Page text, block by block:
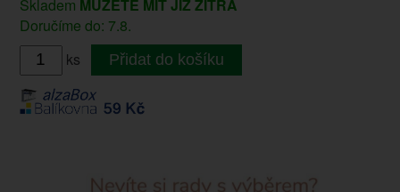
Skladem MŮŽETE MÍT JIŽ ZÍTRA
Doručíme do: 7.8.
ks
Přidat do košíku